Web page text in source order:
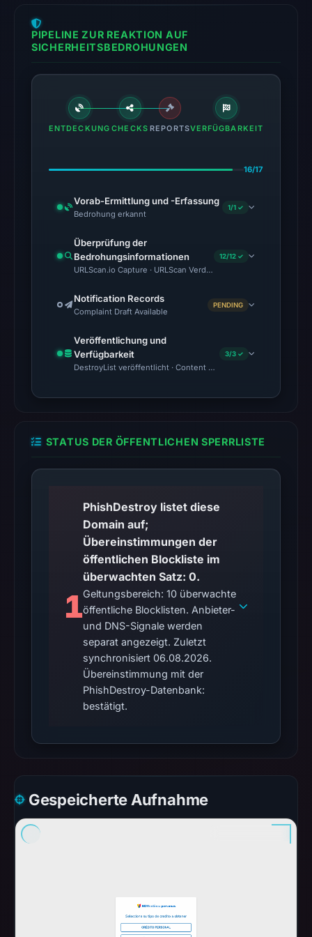
returned
HTTP
Aug
5,
2026
01:01
so
was
unavailable
at
the
checked
This
does
establish
external
blocklist
matches
were
recorded
in
the
snapshot
from
Aug
6,
Google
Safe
Browsing
3,
2026
PIPELINE ZUR REAKTION AUF
SICHERHEITSBEDROHUNGEN
ENTDECKUNG CHECKS REPORTSVERFÜGBARKEIT
16/17
Vorab-Ermittlung und -Erfassung
Bedrohung erkannt
1/1 ✓
Überprüfung der
Bedrohungsinformationen
URLScan.io Capture · URLScan Verdict · Cloudflare Radar
12/12 ✓
Notification Records
Complaint Draft Available
PENDING
Veröffentlichung und
Verfügbarkeit
DestroyList veröffentlicht · Content Observed Unavailable ·
3/3 ✓
STATUS DER ÖFFENTLICHEN SPERRLISTE
1
PhishDestroy listet diese
Domain auf;
Übereinstimmungen der
öffentlichen Blockliste im
überwachten Satz: 0.
Geltungsbereich: 10 überwachte
öffentliche Blocklisten. Anbieter-
und DNS-Signale werden
separat angezeigt. Zuletzt
synchronisiert 06.08.2026.
Übereinstimmung mit der
PhishDestroy-Datenbank:
bestätigt.
Gespeicherte Aufnahme